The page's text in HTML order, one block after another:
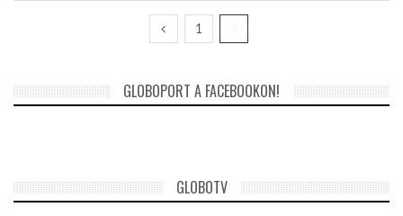
1
GLOBOPORT A FACEBOOKON!
GLOBOTV